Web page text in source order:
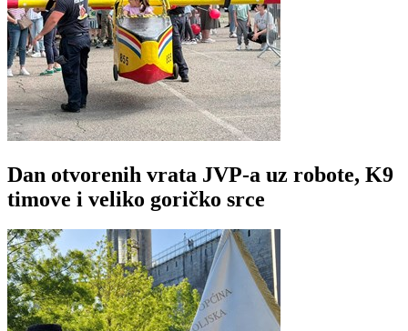
Dan otvorenih vrata JVP-a uz robote, K9
timove i veliko goričko srce